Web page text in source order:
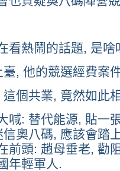
看熱鬧的話題, 是啥
臺, 他的競選經費案
這個共業, 竟然如此
喊: 替代能源, 貼一
信奧八碼, 應該會踏
前頭: 趙母垂老, 勸
年輕軍人.